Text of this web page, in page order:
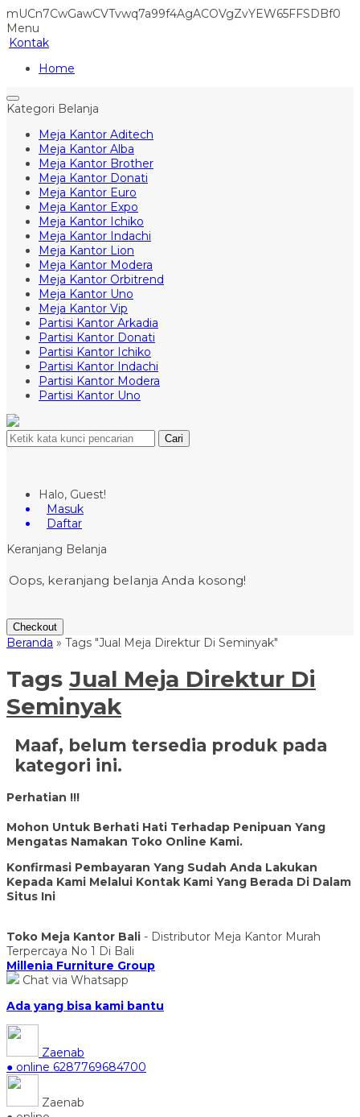
mUCn7CwGawCVTvwq7a99f4AgACOVgZvYEW65FFSDBf0
Menu
Kontak
Home
Kategori Belanja
Meja Kantor Aditech
Meja Kantor Alba
Meja Kantor Brother
Meja Kantor Donati
Meja Kantor Euro
Meja Kantor Expo
Meja Kantor Ichiko
Meja Kantor Indachi
Meja Kantor Lion
Meja Kantor Modera
Meja Kantor Orbitrend
Meja Kantor Uno
Meja Kantor Vip
Partisi Kantor Arkadia
Partisi Kantor Donati
Partisi Kantor Ichiko
Partisi Kantor Indachi
Partisi Kantor Modera
Partisi Kantor Uno
Cari
Halo, Guest!
Masuk
Daftar
Keranjang Belanja
Oops, keranjang belanja Anda kosong!
Checkout
Beranda » Tags "Jual Meja Direktur Di Seminyak"
Tags Jual Meja Direktur Di
Seminyak
Maaf, belum tersedia produk pada
kategori ini.
Perhatian !!!
Mohon Untuk Berhati Hati Terhadap Penipuan Yang
Mengatas Namakan Toko Online Kami.
Konfirmasi Pembayaran Yang Sudah Anda Lakukan
Kepada Kami Melalui Kontak Kami Yang Berada Di Dalam
Situs Ini
Toko Meja Kantor Bali - Distributor Meja Kantor Murah
Terpercaya No 1 Di Bali
Millenia Furniture Group
Chat via Whatsapp
Ada yang bisa kami bantu
Zaenab
● online 6287769684700
Zaenab